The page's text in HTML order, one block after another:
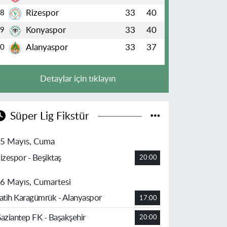
8 Rizespor 33 40
9 Konyaspor 33 40
Alanyaspor 33 37
Detaylar için tıklayın
Süper Lig Fikstür
Mayıs, Cuma
- Beşiktaş
20:00
Mayıs, Cumartesi
Karagümrük - Alanyaspor
17:00
FK - Başakşehir 20:00